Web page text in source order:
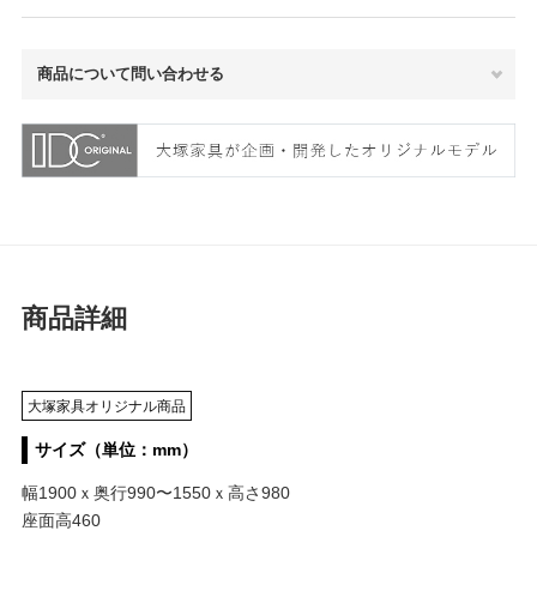
商品について問い合わせる
商品詳細
大塚家具オリジナル商品
サイズ（単位：mm）
幅1900ｘ奥行990〜1550ｘ高さ980
座面高460